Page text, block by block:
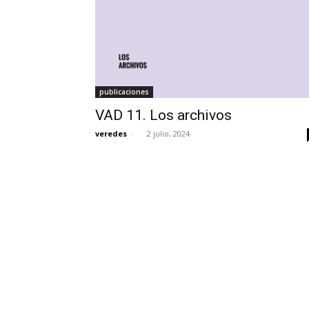
publicaciones
VAD 11. Los archivos
veredes - 2 julio, 2024